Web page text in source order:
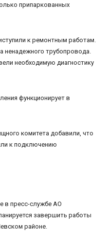
припаркованных
к ремонтным работам.
трубопровода.
необходимую диагностику
функционирует в
комитета добавили, что
к подключению
в пресс-службе АО
завершить работы
районе.